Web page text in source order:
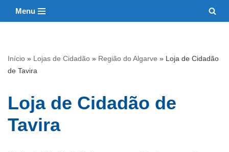
conteúdo
Menu
Início » Lojas de Cidadão » Região do Algarve » Loja de Cidadão
de Tavira
Loja de Cidadão de
Tavira